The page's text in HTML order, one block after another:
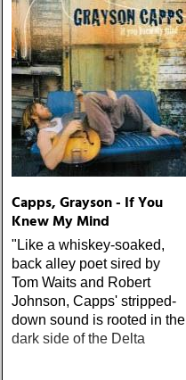
Capps, Grayson - If You
Knew My Mind
"Like a whiskey-soaked,
back alley poet sired by
Tom Waits and Robert
Johnson, Capps' stripped-
down sound is rooted in the
dark side of the Delta